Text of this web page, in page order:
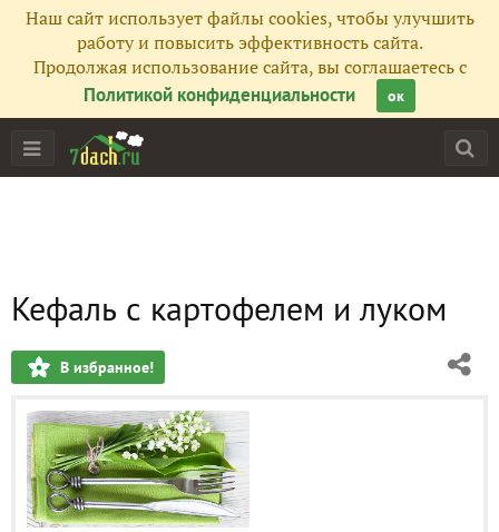
Наш сайт использует файлы cookies, чтобы улучшить
работу и повысить эффективность сайта.
Продолжая использование сайта, вы соглашаетесь с
Политикой конфиденциальности
ок
Кефаль с картофелем и луком
В избранное!